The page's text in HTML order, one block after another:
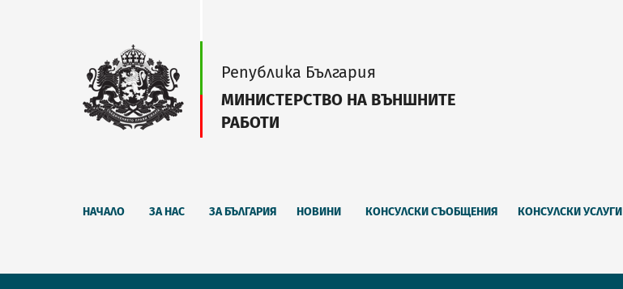
Република България
МИНИСТЕРСТВО НА ВЪНШНИТЕ
РАБОТИ
НАЧАЛО ЗА НАС ЗА БЪЛГАРИЯ НОВИНИ КОНСУЛСКИ СЪОБЩЕНИЯ КОНСУЛСКИ УСЛУГИ